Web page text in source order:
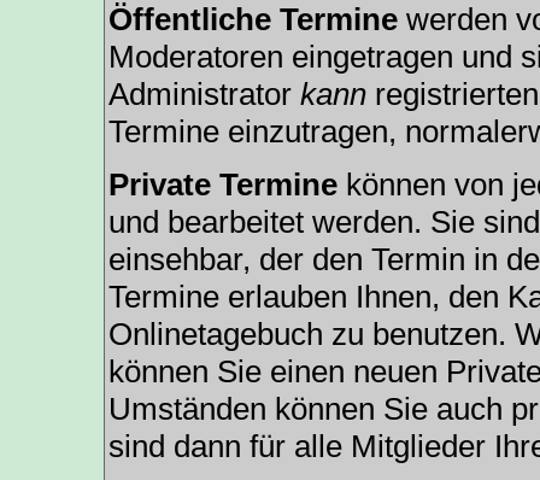
Öffentliche Termine werden
Moderatoren eingetragen und
Administrator kann
Termine einzutragen,
Private Termine können von
und bearbeitet werden. Sie
einsehbar, der den Termin in
Termine erlauben Ihnen, den
Onlinetagebuch zu benutzen.
können Sie einen neuen
Umständen können Sie auch
sind dann für alle Mitglieder